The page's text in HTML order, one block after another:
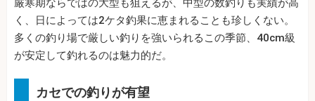
厳寒期ならではの大型も狙えるが、中型の数釣りも実績が高
く、日によっては2ケタ釣果に恵まれることも珍しくない。
多くの釣り場で厳しい釣りを強いられるこの季節、40cm級
が安定して釣れるのは魅力的だ。
カセでの釣りが有望